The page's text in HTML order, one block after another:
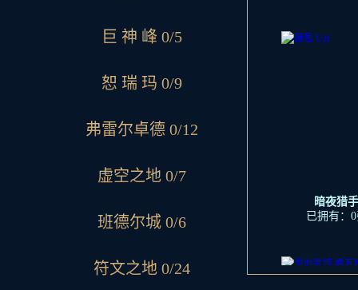
巨 神 峰 0/5
恕 瑞 玛 0/9
弗雷尔卓德 0/12
虚空之地 0/7
班德尔城 0/6
符文之地 0/24
暗夜猎
已拥有：